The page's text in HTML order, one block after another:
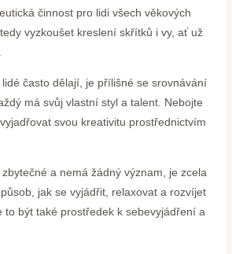
činnost pro lidi všech věkových
vyzkoušet kreslení skřítků i vy, ať už
často dělají, je přílišné se srovnávání
má svůj vlastní styl a talent. Nebojte
svou kreativitu prostřednictvím
a nemá žádný význam, je zcela
jak se vyjádřit, relaxovat a rozvíjet
to být také prostředek k sebevyjádření a